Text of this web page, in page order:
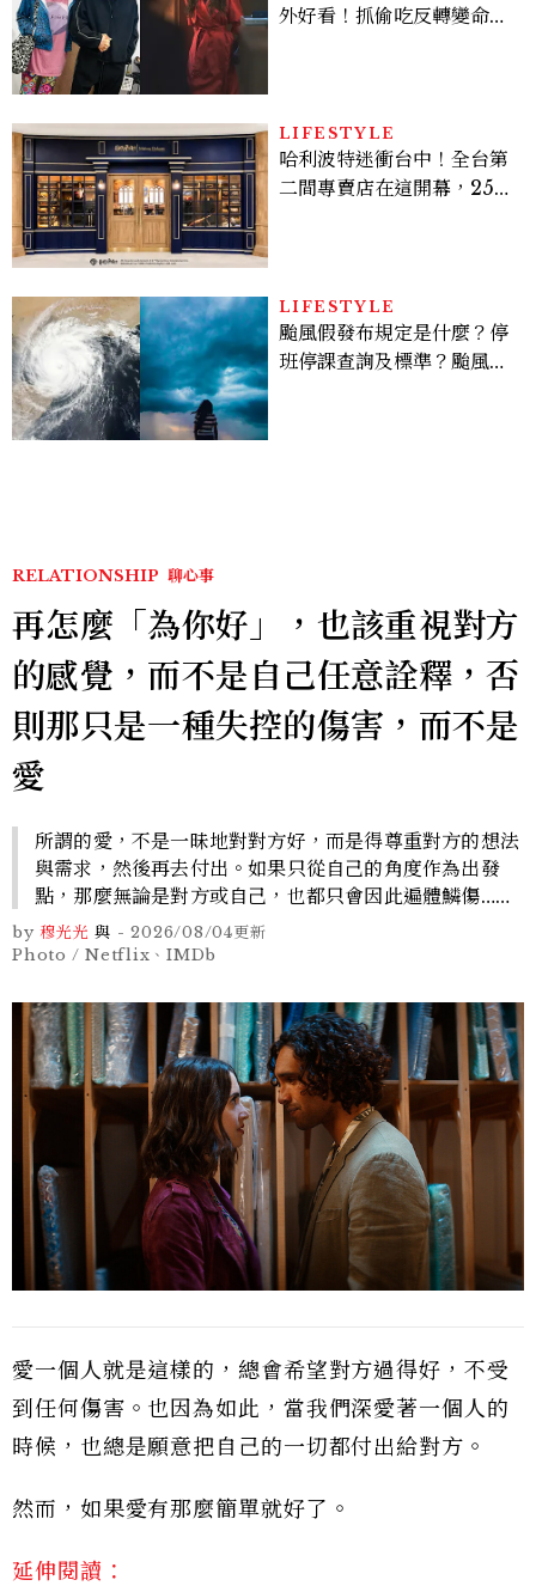
外好看！抓偷吃反轉變命
看點懶人包
LIFESTYLE
哈利波特迷衝台中！全台第
二間專賣店在這開幕，25週
LIFESTYLE
颱風假發布規定是什麼？停
班停課查詢及標準？颱風假
RELATIONSHIP 聊心事
再怎麼「為你好」，也該重視對方
的感覺，而不是自己任意詮釋，否
則那只是一種失控的傷害，而不是
愛
所謂的愛，不是一昧地對對方好，而是得尊重對方的想法
與需求，然後再去付出。如果只從自己的角度作為出發
點，那麼無論是對方或自己，也都只會因此遍體鱗傷……
by 穆光光 與 -2026/08/04更新
Photo / Netflix、IMDb
愛一個人就是這樣的，總會希望對方過得好，不受
到任何傷害。也因為如此，當我們深愛著一個人的
時候，也總是願意把自己的一切都付出給對方。
然而，如果愛有那麼簡單就好了。
延伸閱讀：